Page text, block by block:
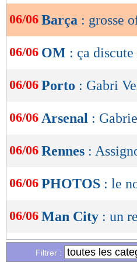
OK
06/06 Barça : grosse
06/06 OM : ça
06/06 Porto : Gabri
06/06 Arsenal :
06/06 Rennes :
06/06 PHOTOS : le
06/06 Man City : un
06/06 Lyon: un
Filtrer :